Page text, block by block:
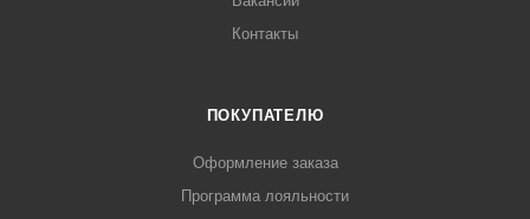
Контакты
ПОКУПАТЕЛЮ
Оформление заказа
Программа лояльности